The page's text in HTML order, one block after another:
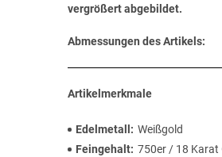
vergrößert abgebildet.
Abmessungen des Artikels:
Artikelmerkmale
Edelmetall
Weißgold
Feingehalt 750er / 18 Karat